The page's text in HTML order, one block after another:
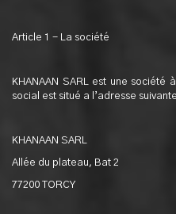
Article 1 - La société
KHANAAN SARL est une
social est situé a l’adresse
KHANAAN SARL
Allée du plateau, Bat 2
77200 TORCY